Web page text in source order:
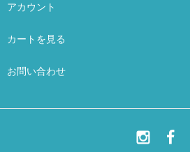
アカウント
カートを見る
お問い合わせ